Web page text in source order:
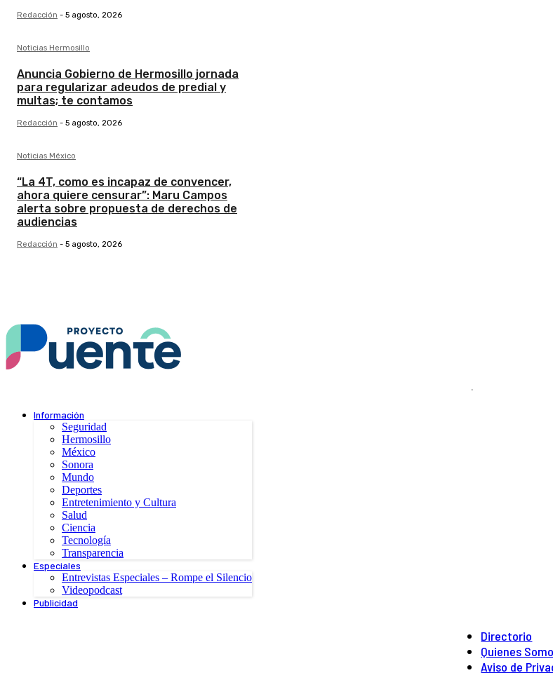
Redacción - 5 agosto, 2026
Noticias Hermosillo
Anuncia Gobierno de Hermosillo jornada
para regularizar adeudos de predial y
multas; te contamos
Redacción - 5 agosto, 2026
Noticias México
“La 4T, como es incapaz de convencer,
ahora quiere censurar”: Maru Campos
alerta sobre propuesta de derechos de
audiencias
Redacción - 5 agosto, 2026
.
Información
Seguridad
Hermosillo
México
Sonora
Mundo
Deportes
Entretenimiento y Cultura
Salud
Ciencia
Tecnología
Transparencia
Especiales
Entrevistas Especiales – Rompe el Silencio
Videopodcast
Publicidad
Directorio
Quienes
Aviso de